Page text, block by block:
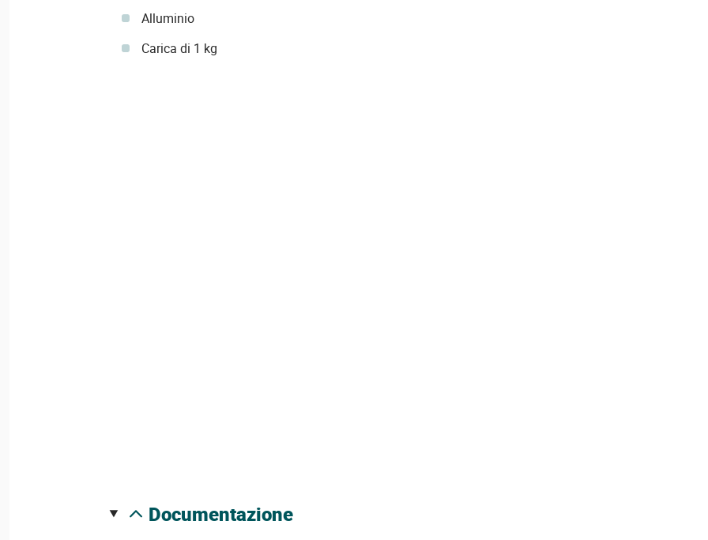
Alluminio
Carica di 1 kg
documentazione